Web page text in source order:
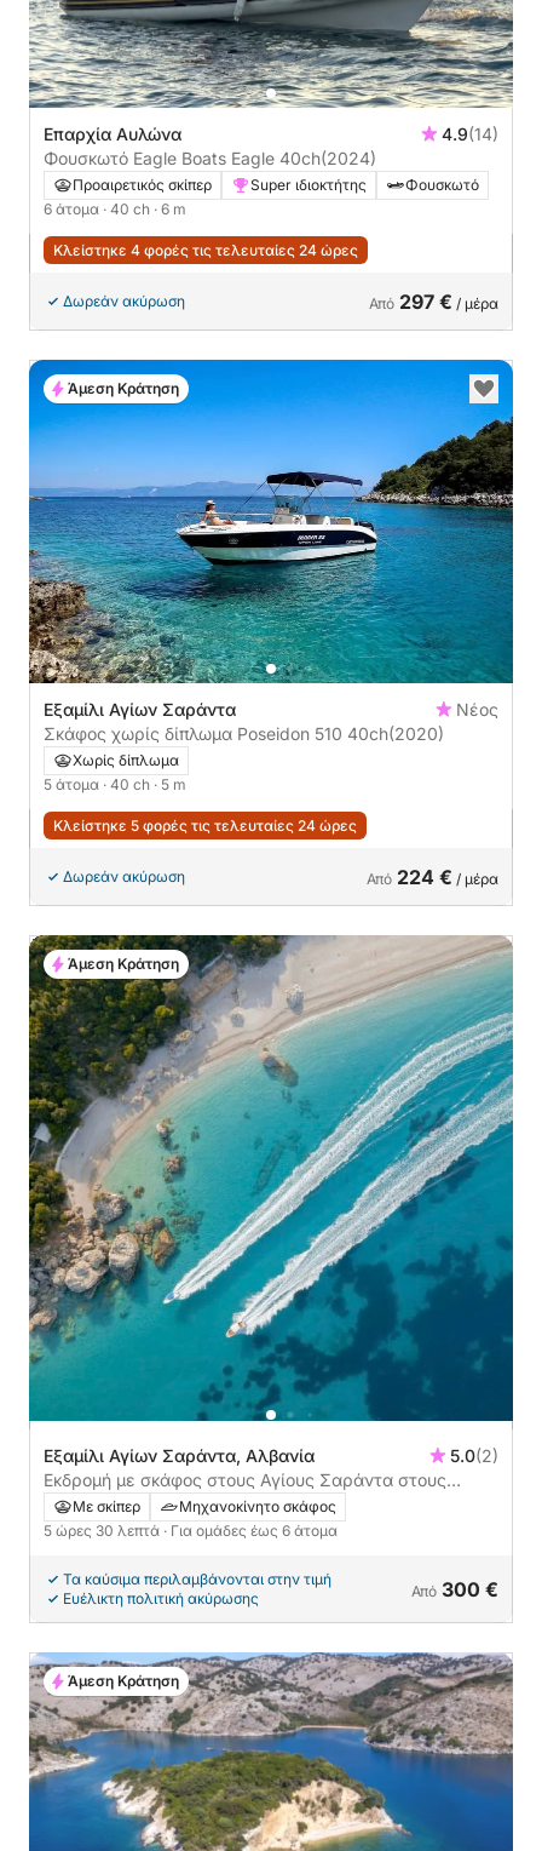
Επαρχία Αυλώνα 4.9(14)
Φουσκωτό Eagle Boats Eagle 40ch(2024)
Προαιρετικός σκίπερ Super ιδιοκτήτης
Φουσκωτό
6 άτομα · 40 ch · 6 m
Κλείστηκε 4 φορές τις τελευταίες 24 ώρες
Δωρεάν ακύρωση Από 297 € / μέρα
Εξαμίλι Αγίων Σαράντα
Νέος
Σκάφος χωρίς δίπλωμα Poseidon 510 40ch(2020)
Χωρίς δίπλωμα
5 άτομα · 40 ch · 5 m
Κλείστηκε 5 φορές τις τελευταίες 24 ώρες
Δωρεάν ακύρωση Από 224 € / μέρα
Άμεση Κράτηση
Εξαμίλι Αγίων Σαράντα, Αλβανία 5.0(2)
Εκδρομή με σκάφος στους Αγίους Σαράντα στους
κρυμμένους κόλπους και την Κρόρεζα με κολύμβηση με
αναπνευστήρα
Με σκίπερ
Μηχανοκίνητο σκάφος
5 ώρες 30 λεπτά · Για ομάδες έως 6 άτομα
Τα καύσιμα περιλαμβάνονται στην τιμή
Ευέλικτη πολιτική ακύρωσης
Από 300 €
Άμεση Κράτηση
Άμεση Κράτηση